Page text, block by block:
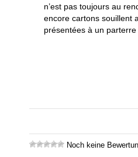
n’est pas toujours au
encore cartons souillent
présentées à un
Noch keine